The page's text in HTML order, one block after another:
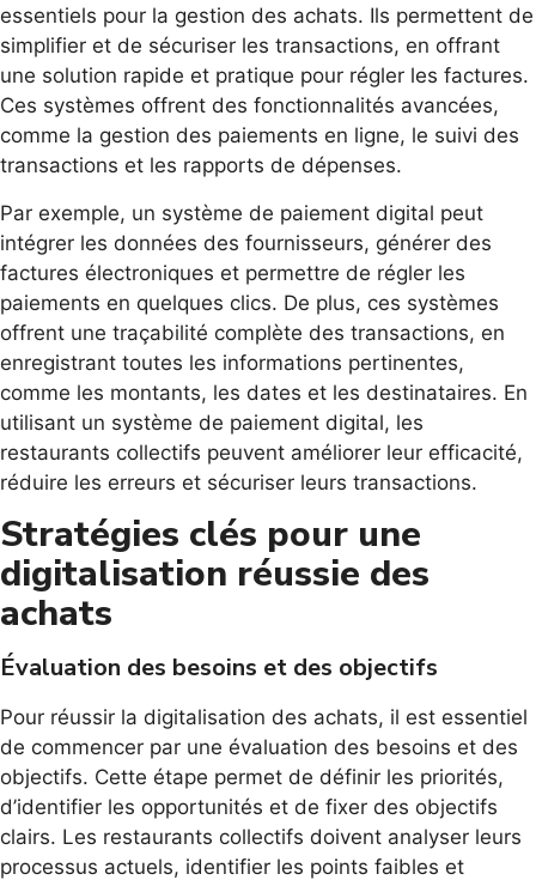
essentiels pour la gestion des achats. Ils permettent de
simplifier et de sécuriser les transactions, en offrant
une solution rapide et pratique pour régler les factures.
Ces systèmes offrent des fonctionnalités avancées,
comme la gestion des paiements en ligne, le suivi des
transactions et les rapports de dépenses.
Par exemple, un système de paiement digital peut
intégrer les données des fournisseurs, générer des
factures électroniques et permettre de régler les
paiements en quelques clics. De plus, ces systèmes
offrent une traçabilité complète des transactions, en
enregistrant toutes les informations pertinentes,
comme les montants, les dates et les destinataires. En
utilisant un système de paiement digital, les
restaurants collectifs peuvent améliorer leur efficacité,
réduire les erreurs et sécuriser leurs transactions.
Stratégies clés pour une
digitalisation réussie des
achats
Évaluation des besoins et des objectifs
Pour réussir la digitalisation des achats, il est essentiel
de commencer par une évaluation des besoins et des
objectifs. Cette étape permet de définir les priorités,
d’identifier les opportunités et de fixer des objectifs
clairs. Les restaurants collectifs doivent analyser leurs
processus actuels, identifier les points faibles et